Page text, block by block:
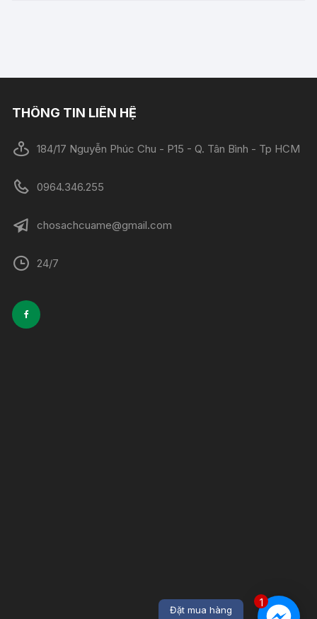
1
Đặt mua hàng
THÔNG TIN LIÊN HỆ
184/17 Nguyễn Phúc Chu - P15 - Q. Tân Bình - Tp HCM
0964.346.255
chosachcuame@gmail.com
24/7